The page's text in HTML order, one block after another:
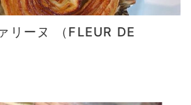
リーヌ （FLEUR DE